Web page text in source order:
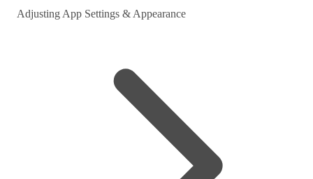
Adjusting App Settings & Appearance